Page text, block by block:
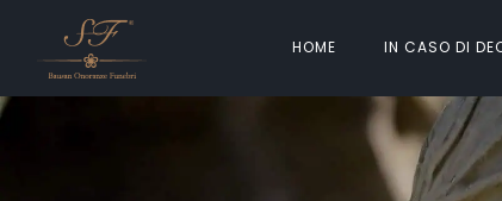
HOME IN CASO DI